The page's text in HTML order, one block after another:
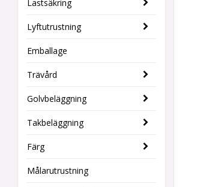
Lastsäkring
Lyftutrustning
Emballage
Trävård
Golvbeläggning
Takbeläggning
Färg
Målarutrustning